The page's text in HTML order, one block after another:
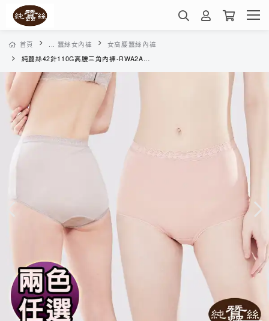
首頁 ... 蠶絲女內褲
女高腰蠶絲內褲
純蠶絲42針110G高腰三角內褲-RWA2A318(多色任選)